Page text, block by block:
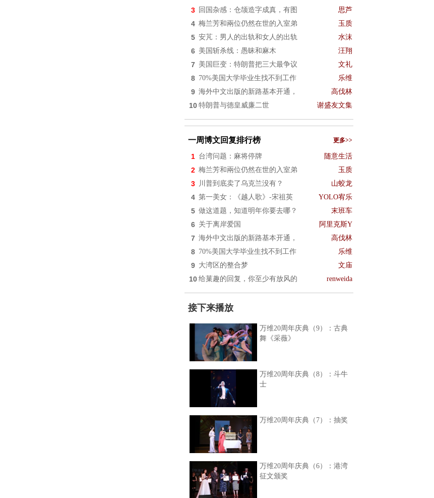
3 回国杂感：仓颉造字成真，有图 思芦
4 梅兰芳和兩位仍然在世的入室弟 玉质
5 安芃：男人的出轨和女人的出轨 水沫
6 美国斩杀线：愚昧和麻木 汪翔
7 美国巨变：特朗普把三大最争议 文礼
8 70%美国大学毕业生找不到工作 乐维
9 海外中文出版的新路基本开通， 高伐林
10 特朗普与德皇威廉二世 谢盛友文集
一周博文回复排行榜 更多>>
1 台湾问题：麻将停牌 随意生活
2 梅兰芳和兩位仍然在世的入室弟 玉质
3 川普到底卖了乌克兰没有？ 山蛟龙
4 第一美女：《越人歌》-宋祖英 YOLO宥乐
5 做这道题，知道明年你要去哪？ 末班车
6 关于离岸爱国 阿里克斯Y
7 海外中文出版的新路基本开通， 高伐林
8 70%美国大学毕业生找不到工作 乐维
9 大湾区的整合梦 文庙
10 给菓趣的回复，你至少有放风的 renweida
接下来播放
万维20周年庆典（9）：古典
舞《采薇》
万维20周年庆典（8）：斗牛
士
万维20周年庆典（7）：抽奖
万维20周年庆典（6）：港湾
征文颁奖